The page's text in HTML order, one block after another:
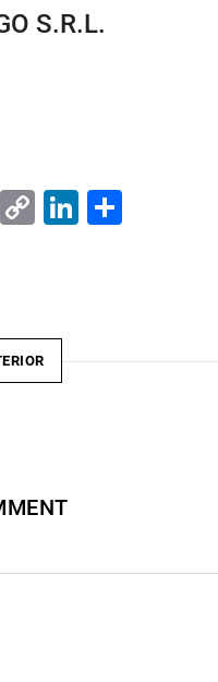
S.R.L.
Facebook
CopyLinkedIn